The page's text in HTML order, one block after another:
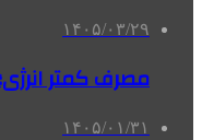
۱۴۰۵/۰۳/۲۹
مصرف کمتر
۱۴۰۵/۰۱/۳۱